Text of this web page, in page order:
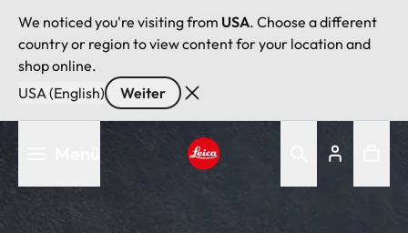
We noticed you're visiting from USA. Choose a different
country or region to view content for your location and
shop online.
USA (English)
Weiter